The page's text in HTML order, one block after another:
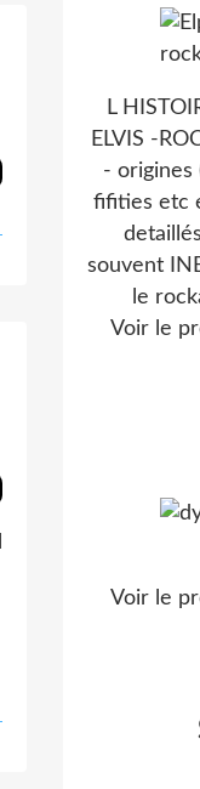
L
ELVIS -
- origines
fifities etc
souvent
le
Voir le
Voir le